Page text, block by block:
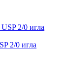
2/0 игла